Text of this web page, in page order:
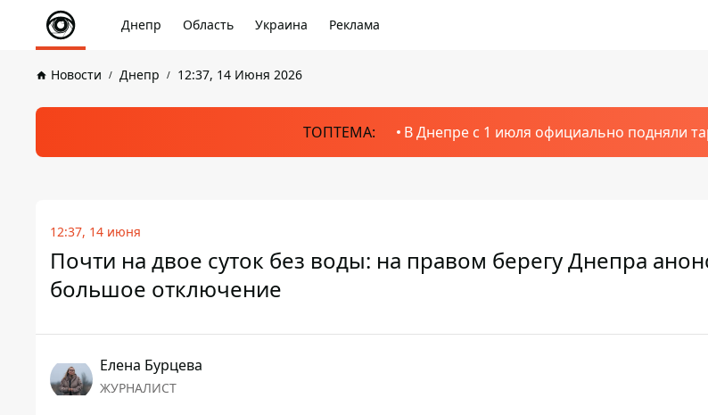
Днепр Область Украина Реклама
Новости Днепр 12:37, 14 Июня 2026
ТОПТЕМА: В Днепре с 1 июля официально подняли
12:37, 14 июня
Почти на двое суток без воды: на правом берегу Днепра
большое отключение
Елена Бурцева
ЖУРНАЛИСТ